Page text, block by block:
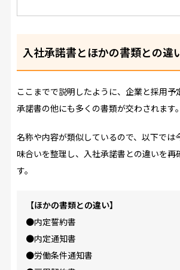
入社承諾書とほかの書類との違
ここまでで説明したように、企業と採用予
承諾書の他にも多くの書類が交わされます。
名称や内容が類似しているので、以下では
味合いを整理し、入社承諾書との違いを再
す。
【ほかの書類との違い】
●内定誓約書
●内定通知書
●労働条件通知書